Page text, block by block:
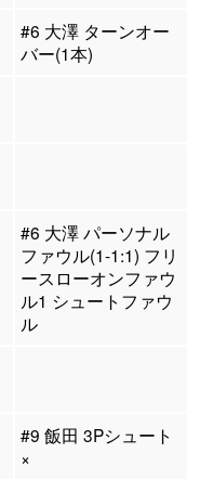
#6 大澤 ターンオー
バー(1本)
#6 大澤 パーソナル
ファウル(1-1:1) フリ
ースローオンファウ
ル1 シュートファウ
ル
#9 飯田 3Pシュート
×